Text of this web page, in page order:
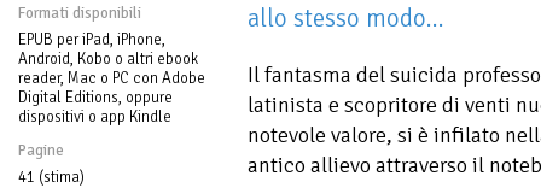
Formati disponibili
EPUB per iPad, iPhone,
Android, Kobo o altri ebook
reader, Mac o PC con Adobe
Digital Editions, oppure
dispositivi o app Kindle
Pagine
41 (stima)
allo stesso modo...
Il fantasma del suicida
latinista e scopritore di venti
notevole valore, si è infilato
antico allievo attraverso il